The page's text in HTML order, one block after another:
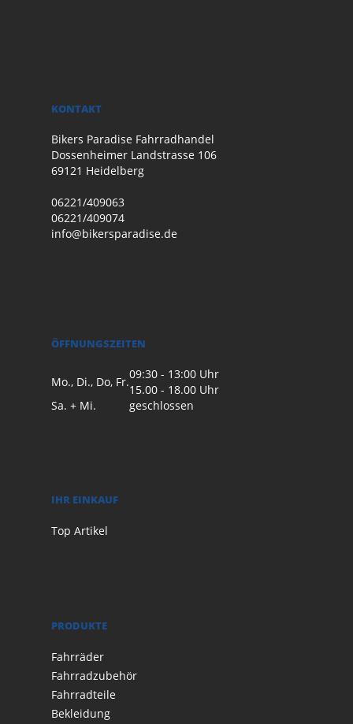
KONTAKT
Bikers Paradise Fahrradhandel
Dossenheimer Landstrasse 106
69121 Heidelberg
06221/409063
06221/409074
info@bikersparadise.de
ÖFFNUNGSZEITEN
Mo., Di., Do, Fr.
09:30 - 13:00 Uhr
15.00 - 18.00 Uhr
Sa. + Mi.
geschlossen
IHR EINKAUF
Top Artikel
PRODUKTE
Fahrräder
Fahrradzubehör
Fahrradteile
Bekleidung